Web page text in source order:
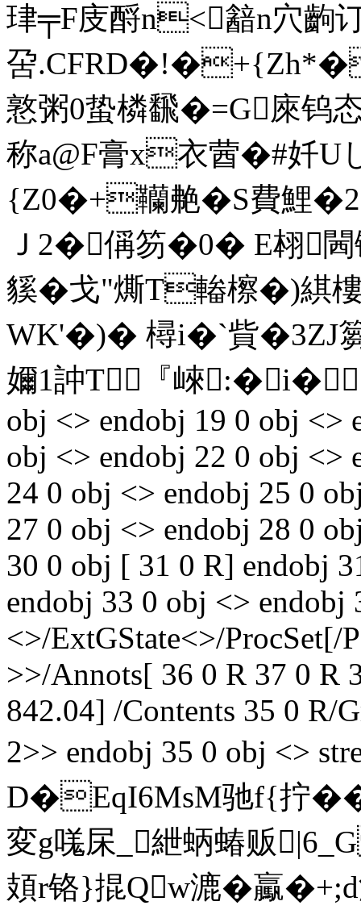
珒╤F庋酹n<韽n穴齣
呄
憝粥0蛰橉飜�=G庲钨
称a@F膏x衣蒏�#奷U
{Z0�+韊艴�S費鯉�2
Ｊ2�偁笏�0� E翉
貕�戈"燍T輽檫�)綨
WK'�)� 樳i�`貲�3ZJ
嬭1訲T『崍:�i�
obj <> endobj 19 0 obj <>
obj <> endobj 22 0 obj <>
24 0 obj <> endobj 25 0
27 0 obj <> endobj 28 0
30 0 obj [ 31 0 R] endobj
endobj 33 0 obj <> endobj
<>/ExtGState<>/ProcSet[/
>>/Annots[ 36 0 R 37 0 R
842.04] /Contents 35 0 R/
2>> endobj 35 0 obj <>
D�EqI6MsM驰f{拧
変 g嗴杘_紲蛃蝽贩
頍r铬}掍Qw漉�驘